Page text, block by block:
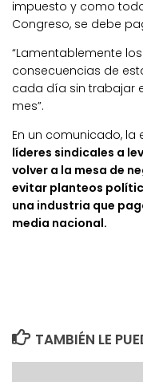
impuesto y como
Congreso, se debe
“Lamentablemente
consecuencias de
cada día sin trabajar
mes”.
En un comunicado,
líderes sindicales a
volver a la mesa de
evitar planteos
una industria que
media nacional.
TAMBIÉN LE